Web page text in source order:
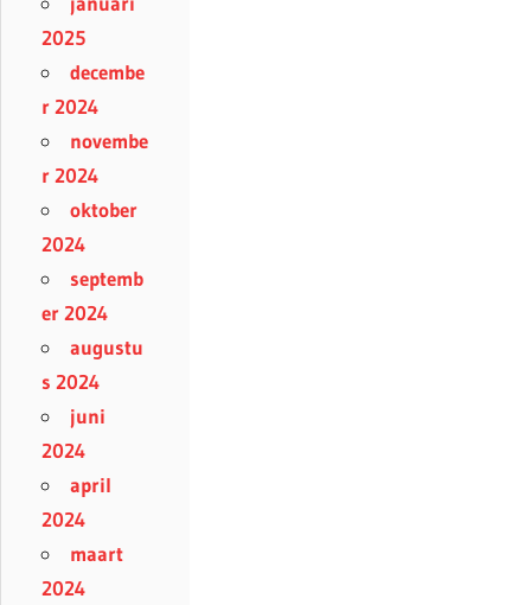
2025
decembe
r 2024
novembe
r 2024
oktober
2024
septemb
er 2024
augustu
s 2024
juni
2024
april
2024
maart
2024